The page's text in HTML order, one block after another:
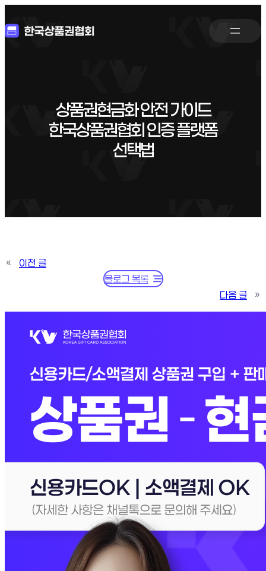
상품권현금화 안전 가이드
한국상품권협회 인증 플랫폼
선택법
«
이전 글
블로그 목록
다음 글
»